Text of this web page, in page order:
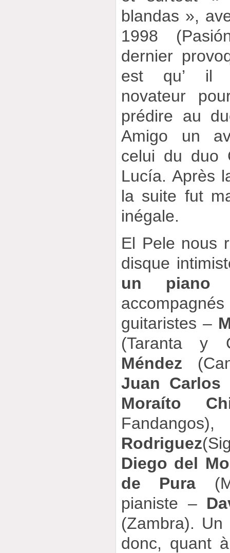
blandas »,
1998
dernier
est qu’ il
novateur
prédire au
Amigo un
celui du duo
Lucía. Après
la suite fut
inégale.
El Pele nous
disque
un piano
guitaristes –
(Taranta y
Méndez
Juan Carlos
Moraíto
Rodriguez
Diego del
de Pura
pianiste –
(Zambra). Un
donc, quant